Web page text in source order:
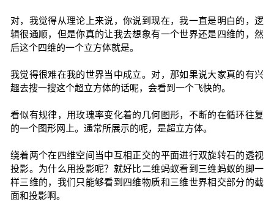
对，我觉得从理论上来说，你说到现在，我一直是明白的，逻
辑很通顺，但是你真的让我去想象有一个世界还是四维的，然
后这个四维的一个立方体就是。
我觉得很难在我的世界当中成立。对，那如果说大家真的有兴
趣去搜一搜这个超立方体的话呢，会看到一个飞快的。
看似有规律，用玫瑰率变化着的几何图形，不断的在循环往复
的一个图形网上。通常所展示的呢，是超立方体。
绕着两个在四维空间当中互相正交的平面进行双旋转石的透视
投影。为什么用投影呢？就好比二维蚂蚁看到三维蚂蚁的脚一
样三维的，我们只能够看到四维物质和三维世界相交部分的截
面和投影啊。